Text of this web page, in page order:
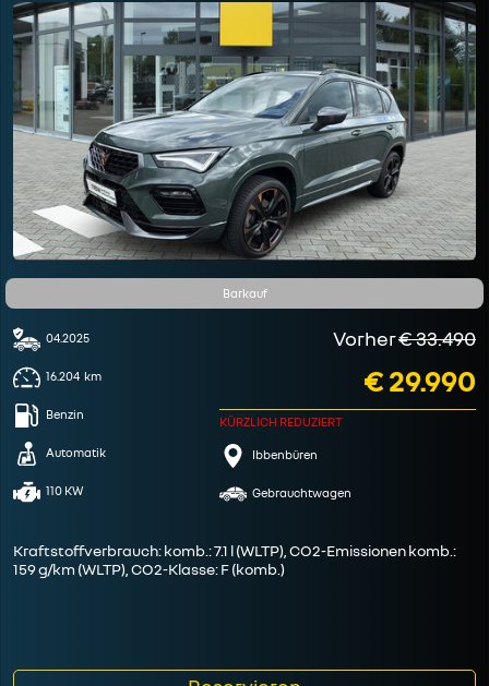
Barkauf
04.2025
16.204 km
Benzin
Automatik
110 KW
Vorher€ 33.490
€ 29.990
KÜRZLICH REDUZIERT
Ibbenbüren
Gebrauchtwagen
Kraftstoffverbrauch: komb.: 7.1 l (WLTP), CO2-Emissionen komb.:
159 g/km (WLTP), CO2-Klasse: F (komb.)